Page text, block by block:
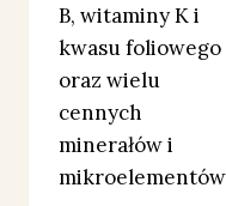
B, witaminy K i
kwasu foliowego
oraz wielu
cennych
minerałów i